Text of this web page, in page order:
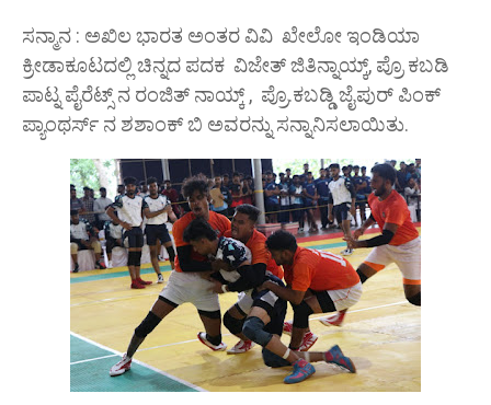
ಸನ್ಮಾನ : ಅಖಿಲ ಭಾರತ ಅಂತರ ವಿವಿ ಖೇಲೋ ಇಂಡಿಯಾ
ಕ್ರೀಡಾಕೂಟದಲ್ಲಿ ಚಿನ್ನದ ಪದಕ ವಿಜೇತ್ ಜಿತಿನ್ನಾಯ್ಕ್, ಪ್ರೊ ಕಬಡಿ
ಪಾಟ್ನ ಪೈರೆಟ್ಸ್ ನ ರಂಜಿತ್ ನಾಯ್ಕ್ , ಪ್ರೊ‌.ಕಬಡ್ಡಿ ಜೈಪುರ್ ಪಿಂಕ್
ಪ್ಯಾಂಥರ್ಸ್ ನ ಶಶಾಂಕ್ ಬಿ ಅವರನ್ನು ಸನ್ನಾನಿಸಲಾಯಿತು.